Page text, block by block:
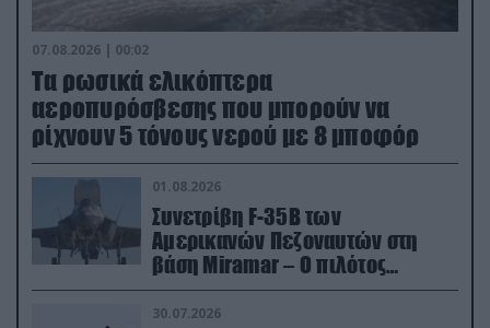
07.08.2026 | 00:02
Τα ρωσικά ελικόπτερα
αεροπυρόσβεσης που μπορούν να
ρίχνουν 5 τόνους νερού με 8 μποφόρ
01.08.2026
Συνετρίβη F-35B των
Αμερικανών Πεζοναυτών στη
βάση Miramar – Ο πιλότος
εκτινάχθηκε εγκαίρως
30.07.2026